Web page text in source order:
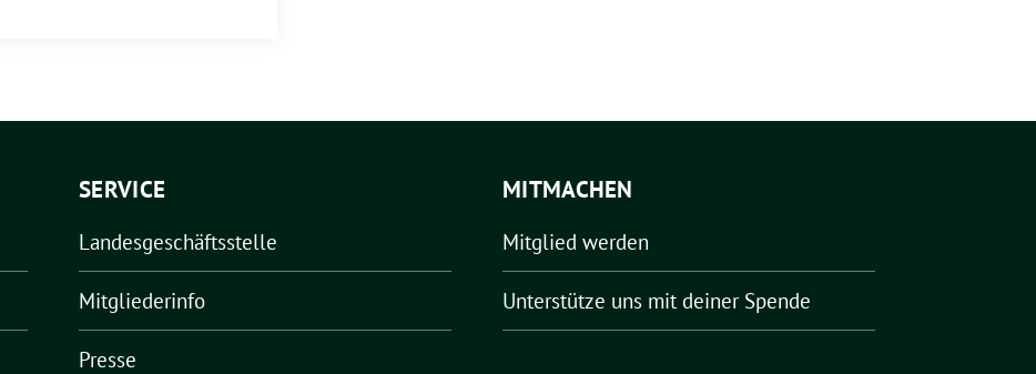
SERVICE
Landesgeschäftsstelle
Mitgliederinfo
Presse
MITMACHEN
Mitglied werden
Unterstütze uns mit deiner Spende